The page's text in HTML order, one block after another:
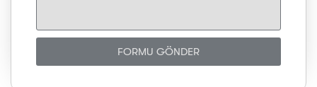
FORMU GÖNDER